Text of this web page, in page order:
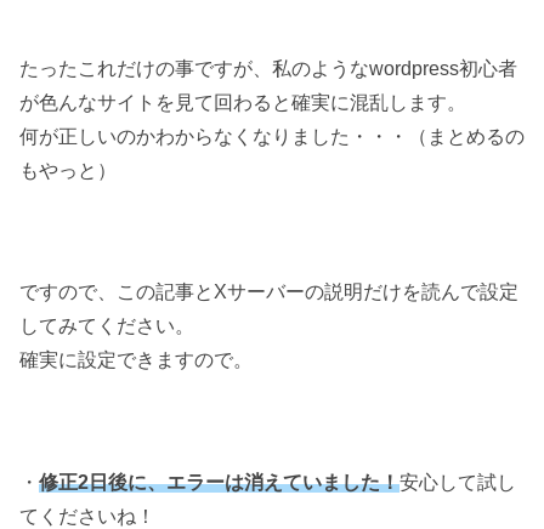
たったこれだけの事ですが、私のようなwordpress初心者
が色んなサイトを見て回わると確実に混乱します。
何が正しいのかわからなくなりました・・・（まとめるの
もやっと）
ですので、この記事とXサーバーの説明だけを読んで設定
してみてください。
確実に設定できますので。
・ 修正2日後に、エラーは消えていました！安心して試し
てくださいね！